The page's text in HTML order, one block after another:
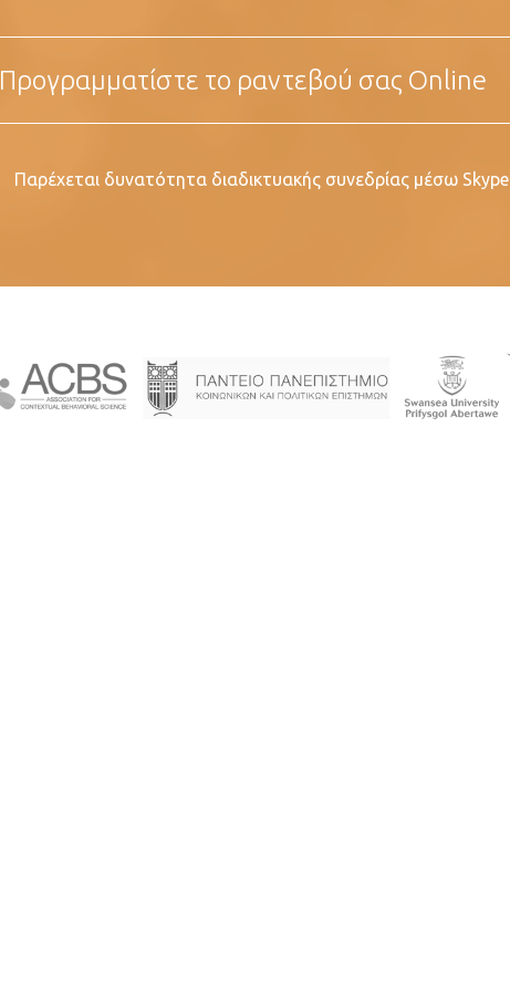
Προγραμματίστε το ραντεβού σας Online
Παρέχεται δυνατότητα διαδικτυακής συνεδρίας μέσω Skype